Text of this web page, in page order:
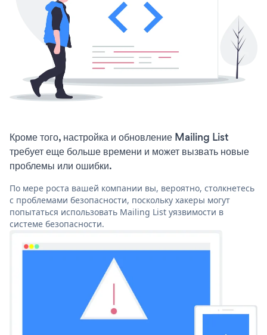
Кроме того, настройка и обновление Mailing List
требует еще больше времени и может вызвать новые
проблемы или ошибки.
По мере роста вашей компании вы, вероятно, столкнетесь
с проблемами безопасности, поскольку хакеры могут
попытаться использовать Mailing List уязвимости в
системе безопасности.